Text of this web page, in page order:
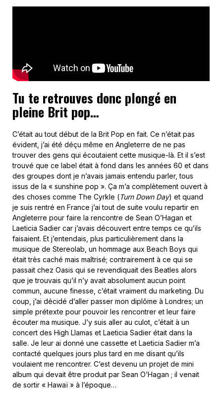
Tu te retrouves donc plongé en
pleine Brit pop…
C’était au tout début de la Brit Pop en fait. Ce n’était pas
évident, j’ai été déçu même en Angleterre de ne pas
trouver des gens qui écoutaient cette musique-là. Et il s’est
trouvé que ce label était à fond dans les années 60 et dans
des groupes dont je n’avais jamais entendu parler, tous
issus de la « sunshine pop ». Ça m’a complètement ouvert à
des choses comme The Cyrkle (Turn Down Day) et quand
je suis rentré en France j’ai tout de suite voulu repartir en
Angleterre pour faire la rencontre de Sean O’Hagan et
Laeticia Sadier car j’avais découvert entre temps ce qu’ils
faisaient. Et j’entendais, plus particulièrement dans la
musique de Stereolab, un hommage aux Beach Boys qui
était très caché mais maîtrisé; contrairement à ce qui se
passait chez Oasis qui se revendiquait des Beatles alors
que je trouvais qu’il n’y avait absolument aucun point
commun, aucune finesse, c’était vraiment du marketing. Du
coup, j’ai décidé d’aller passer mon diplôme à Londres; un
simple prétexte pour pouvoir les rencontrer et leur faire
écouter ma musique. J’y suis aller au culot, c’était à un
concert des High Llamas et Laeticia Sadier était dans la
salle. Je leur ai donné une cassette et Laeticia Sadier m’a
contacté quelques jours plus tard en me disant qu’ils
voulaient me rencontrer. C’est devenu un projet de mini
album qui devait être produit par Sean O’Hagan ; il venait
de sortir « Hawaï » à l’époque…